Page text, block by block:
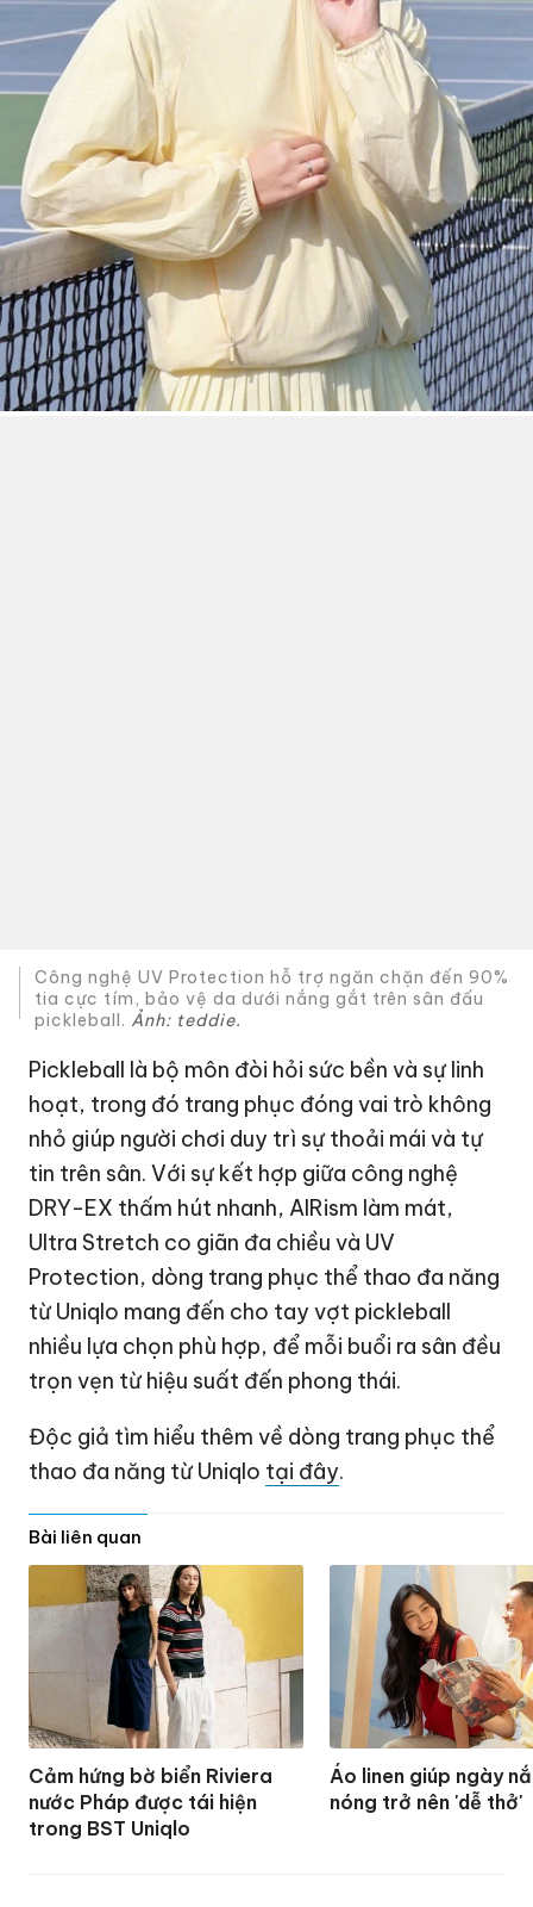
Công nghệ UV Protection hỗ trợ ngăn chặn đến 90%
tia cực tím, bảo vệ da dưới nắng gắt trên sân đấu
pickleball. Ảnh: teddie.
Pickleball là bộ môn đòi hỏi sức bền và sự linh
hoạt, trong đó trang phục đóng vai trò không
nhỏ giúp người chơi duy trì sự thoải mái và tự
tin trên sân. Với sự kết hợp giữa công nghệ
DRY-EX thấm hút nhanh, AIRism làm mát,
Ultra Stretch co giãn đa chiều và UV
Protection, dòng trang phục thể thao đa năng
từ Uniqlo mang đến cho tay vợt pickleball
nhiều lựa chọn phù hợp, để mỗi buổi ra sân đều
trọn vẹn từ hiệu suất đến phong thái.
Độc giả tìm hiểu thêm về dòng trang phục thể
thao đa năng từ Uniqlo tại đây.
Bài liên quan
Cảm hứng bờ biển Riviera
nước Pháp được tái hiện
trong BST Uniqlo
Áo linen giúp ngày
nóng trở nên 'dễ thở'